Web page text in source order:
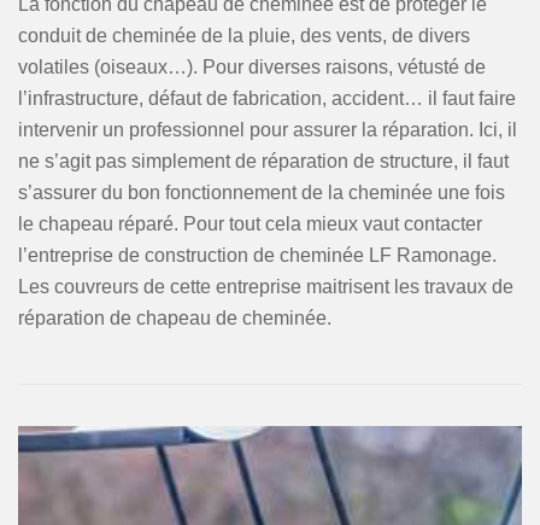
La fonction du chapeau de cheminée est de protéger le
conduit de cheminée de la pluie, des vents, de divers
volatiles (oiseaux…). Pour diverses raisons, vétusté de
l’infrastructure, défaut de fabrication, accident… il faut faire
intervenir un professionnel pour assurer la réparation. Ici, il
ne s’agit pas simplement de réparation de structure, il faut
s’assurer du bon fonctionnement de la cheminée une fois
le chapeau réparé. Pour tout cela mieux vaut contacter
l’entreprise de construction de cheminée LF Ramonage.
Les couvreurs de cette entreprise maitrisent les travaux de
réparation de chapeau de cheminée.